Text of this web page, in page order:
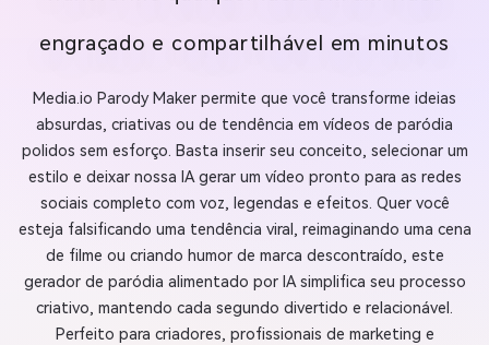
engraçado e compartilhável em minutos
Media.io Parody Maker permite que você transforme ideias
absurdas, criativas ou de tendência em vídeos de paródia
polidos sem esforço. Basta inserir seu conceito, selecionar um
estilo e deixar nossa IA gerar um vídeo pronto para as redes
sociais completo com voz, legendas e efeitos. Quer você
esteja falsificando uma tendência viral, reimaginando uma cena
de filme ou criando humor de marca descontraído, este
gerador de paródia alimentado por IA simplifica seu processo
criativo, mantendo cada segundo divertido e relacionável.
Perfeito para criadores, profissionais de marketing e